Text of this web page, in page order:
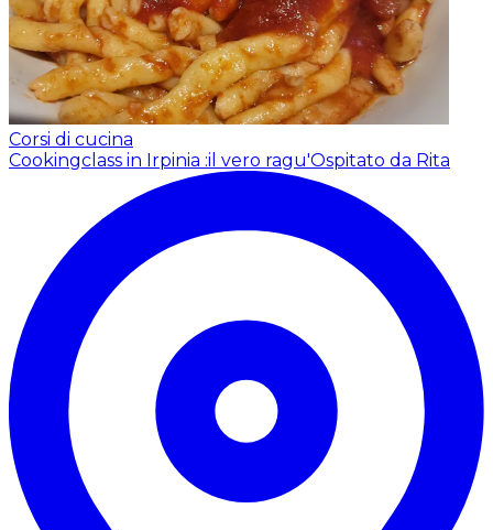
Corsi di cucina
Cookingclass in Irpinia :il vero ragu'Ospitato da Rita